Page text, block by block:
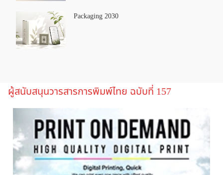
Packaging 2030
ผู้สนับสนุนวารสารการพิมพ์ไทย ฉบับที่ 157